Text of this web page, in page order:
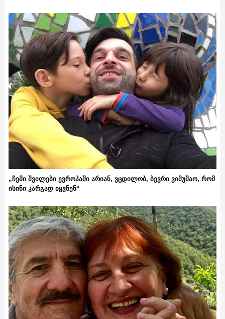
„ჩემი შვილები ევროპაში არიან, ვცდილობ, ბევრი ვიმუშაო, რომ
ისინი კარგად იყვნენ“